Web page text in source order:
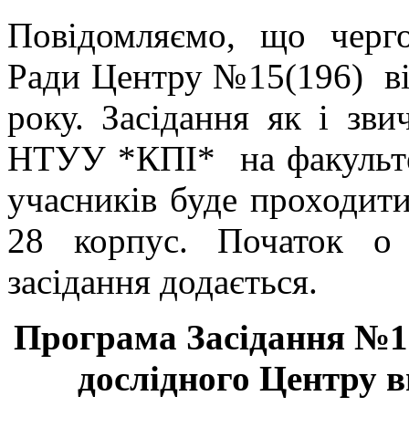
Повідомляємо, що
Ради Центру №15(196)
року. Засідання як і
НТУУ *КПІ* на
учасників буде
28 корпус. Початок о
засідання додається.
Програма Засідання №
дослідного Центру